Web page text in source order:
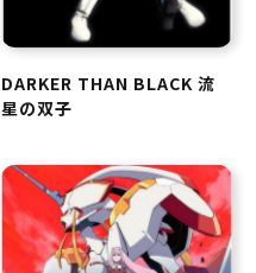
DARKER THAN BLACK 流
星の双子